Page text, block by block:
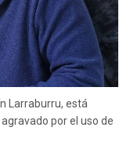
Larraburru, está
por el uso de